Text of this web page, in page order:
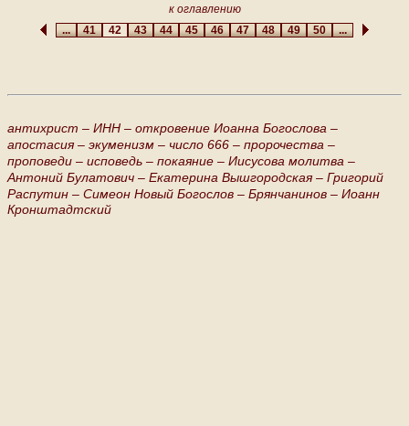
к оглавлению
...41 42 4344454647484950...
антихрист – ИНН – откровение Иоанна Богослова –
апостасия – экуменизм – число 666 – пророчества –
проповеди – исповедь – покаяние – Иисусова молитва –
Антоний Булатович – Екатерина Вышгородская – Григорий
Распутин – Симеон Новый Богослов – Брянчанинов – Иоанн
Кронштадтский